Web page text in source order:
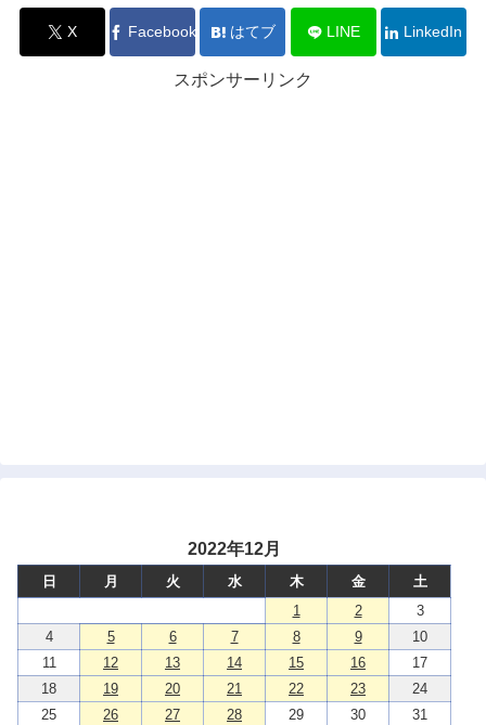
X Facebook はてブ LINE LinkedIn
スポンサーリンク
2022年12月
日 月 火 水 木 金
土
1
2
3
4
5 6 7 8 9
10
11
12 13 14 15 16
17
18
19 20 21 22 23
24
25
26 27 28 29 30 31